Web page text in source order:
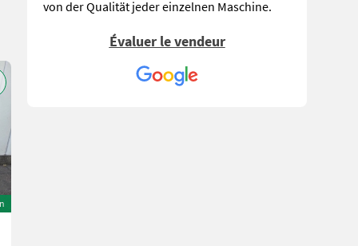
von der Qualität jeder einzelnen Maschine.
Abwicklung der Bestellungen bei Ihnen.
,am 24-01-2018
Évaluer le vendeur